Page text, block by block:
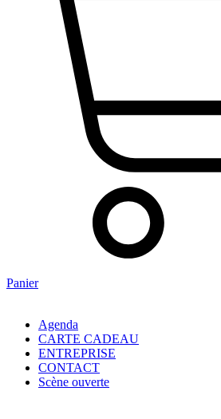
Panier
Agenda
CARTE CADEAU
ENTREPRISE
CONTACT
Scène ouverte